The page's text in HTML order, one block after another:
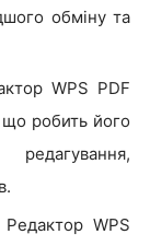
обміну та
WPS PDF
робить його
Редактор WPS